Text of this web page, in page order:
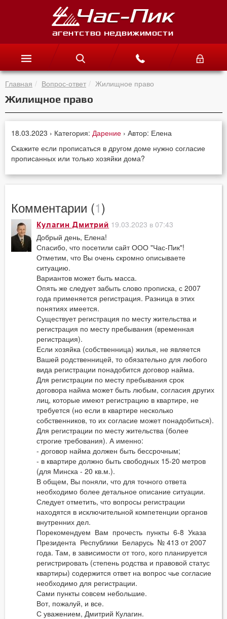
Главная Вопрос-ответ Жилищное право
Жилищное право
18.03.2023 › Категория: Дарение › Автор: Елена
Скажите если прописаться в другом доме нужно согласие
прописанных или только хозяйки дома?
Комментарии (1)
Кулагин Дмитрий 19.03.2023 в 07:43
Добрый день, Елена!
Спасибо, что посетили сайт ООО "Час-Пик"!
Отметим, что Вы очень скромно описываете
ситуацию.
Вариантов может быть масса.
Опять же следует забыть слово прописка, с 2007
года применяется регистрация. Разница в этих
понятиях имеется.
Существует регистрация по месту жительства и
регистрация по месту пребывания (временная
регистрация).
Если хозяйка (собственница) жилья, не является
Вашей родственницей, то обязательно для любого
вида регистрации понадобится договор найма.
Для регистрации по месту пребывания срок
договора найма может быть любым, согласия других
лиц, которые имеют регистрацию в квартире, не
требуется (но если в квартире несколько
собственников, то их согласие может понадобиться).
Для регистрации по месту жительства (более
строгие требования). А именно:
- договор найма должен быть бессрочным;
- в квартире должно быть свободных 15-20 метров
(для Минска - 20 кв.м.).
В общем, Вы поняли, что для точного ответа
необходимо более детальное описание ситуации.
Следует отметить, что вопросы регистрации
находятся в исключительной компетенции органов
внутренних дел.
Порекомендуем Вам прочесть пункты 6-8 Указа
Президента Республики Беларусь № 413 от 2007
года. Там, в зависимости от того, кого планируется
регистрировать (степень родства и правовой статус
квартиры) содержится ответ на вопрос чье согласие
необходимо для регистрации.
Сами пункты совсем небольшие.
Вот, пожалуй, и все.
С уважением, Дмитрий Кулагин.